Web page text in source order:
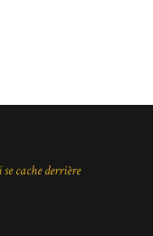
cache derrière